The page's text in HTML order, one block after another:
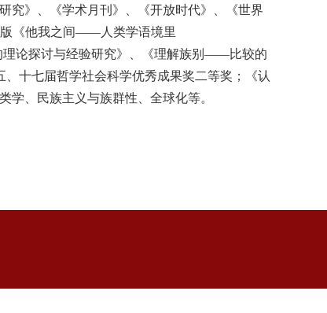
研究》、《学术月刊》、《开放时代》、《世界
《他我之间——人类学语境里
理论探讨与经验研究》、《理解族别——比较的
十七届哲学社会科学优秀成果奖二等奖；《认
学、民族主义与族群性、全球化等。